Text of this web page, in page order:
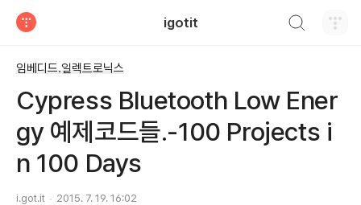
igotit
임베디드.일렉트로닉스
Cypress Bluetooth Low Ener
gy 예제코드들.-100 Projects i
n 100 Days
i.got.it 2015. 7. 19. 16:02